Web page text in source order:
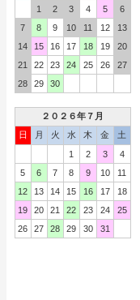
1
2 3 4 5
6
7
8 9 10 11 12
13
14
15 16 17 18 19
20
21
22 23 24 25 26
27
28
29 30
２０２６年７月
日
月 火 水 木 金
土
1
2 3
4
5
6 7 8 9 10
11
12
13 14 15 16 17
18
19
20 21 22 23 24
25
26
27 28 29 30 31